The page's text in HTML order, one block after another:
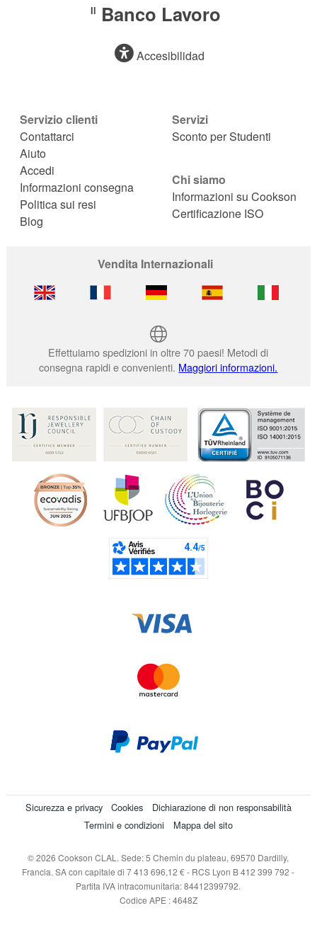
Il Banco Lavoro
Accesibilidad
Servizio clienti
Contattarci
Aiuto
Accedi
Informazioni consegna
Politica sui resi
Blog
Servizi
Sconto per Studenti
Chi siamo
Informazioni su Cookson
Certificazione ISO
Vendita Internazionali
Effettuiamo spedizioni in oltre 70 paesi! Metodi di
consegna rapidi e convenienti. Maggiori informazioni.
Sicurezza e privacy Cookies
Dichiarazione di non responsabilità
Termini e condizioni
Mappa del sito
© 2026 Cookson CLAL. Sede: 5 Chemin du plateau, 69570 Dardilly,
Francia. SA con capitale di 7 413 696,12 € - RCS Lyon B 412 399 792 -
Partita IVA intracomunitaria: 84412399792.
Codice APE : 4648Z